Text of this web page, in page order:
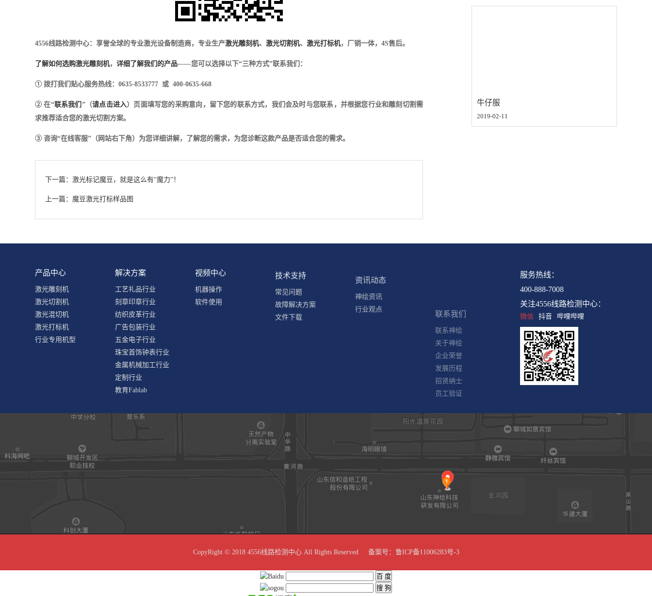
4556线路检测中心：享誉全球的专业激光设备制造商，专业生产激光雕刻机、 激光切割机、 激光打标机，厂销一体，4S售后。
了解如何选购激光雕刻机， 详细了解我们的产品——您可以选择以下“三种方式”联系我们：
① 拨打我们贴心服务热线：0635-8533777 或 400-0635-668
② 在“联系我们 ”（请点击进入）页面填写您的采购意向，留下您的联系方式，我们会及时与您联系，并根据您行业和雕刻切割需
求推荐适合您的激光切割方案。
③ 咨询“在线客服”（网站右下角）为您详细讲解，了解您的需求，为您诊断这款产品是否适合您的需求。
下一篇：激光标记魔豆，就是这么有“魔力”！
上一篇：魔豆激光打标样品图
牛仔服
2019-02-11
产品中心
激光雕刻机
激光切割机
激光混切机
激光打标机
行业专用机型
解决方案
工艺礼品行业
刻章印章行业
纺织皮革行业
广告包装行业
五金电子行业
珠宝首饰钟表行业
金属机械加工行业
定制行业
教育Fablab
视频中心
机器操作
软件使用
技术支持
常见问题
故障解决方案
文件下载
行业观点
企业荣誉
发展历程
招贤纳士
员工验证
服务热线：
400-888-7008
关注4556线路检测中心：
微信 抖音 哔哩哔哩
CopyRight © 2018 4556线路检测中心 All Rights Reserved 备案号： 鲁ICP备11006283号-3